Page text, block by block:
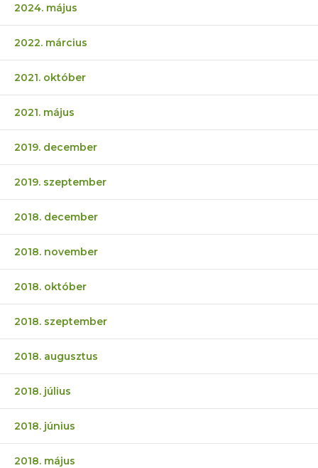
2024. május
2022. március
2021. október
2021. május
2019. december
2019. szeptember
2018. december
2018. november
2018. október
2018. szeptember
2018. augusztus
2018. július
2018. június
2018. május